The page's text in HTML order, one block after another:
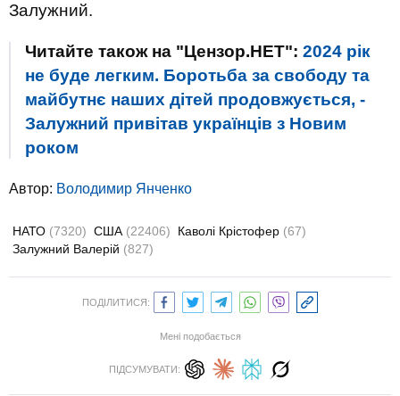
Залужний.
Читайте також на "Цензор.НЕТ": 2024 рік
не буде легким. Боротьба за свободу та
майбутнє наших дітей продовжується, -
Залужний привітав українців з Новим
роком
Автор: Володимир Янченко
НАТО (7320) США (22406) Каволі Крістофер (67)
Залужний Валерій (827)
ПОДІЛИТИСЯ:
Мені подобається
ПІДСУМУВАТИ: